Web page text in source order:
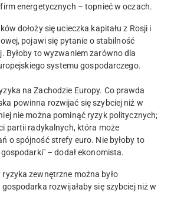
energetycznych – topnieć w oczach.
dołoży się ucieczka kapitału z Rosji i
pojawi się pytanie o stabilność
Byłoby to wyzwaniem zarówno dla
systemu gospodarczego.
na Zachodzie Europy. Co prawda
powinna rozwijać się szybciej niż w
nie można pominąć ryzyk politycznych;
partii radykalnych, która może
o spójność strefy euro. Nie byłoby to
– dodał ekonomista.
ryzyka zewnętrzne można było
rozwijałaby się szybciej niż w